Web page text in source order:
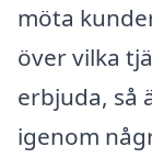
möta
över vilka
erbjuda, så
igenom